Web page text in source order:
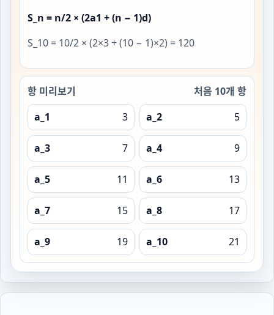
S_n = n/2 × (2a1 + (n − 1)d)
S_10 = 10/2 × (2×3 + (10 − 1)×2) = 120
항 미리보기
처음 10개 항
a_1
3 a_2 5
a_3 7 a_4 9
a_5 11 a_6 13
a_7 15 a_8 17
a_9 19 a_10 21
수열: 등차수열 / 합 S_n 입력값: a1=3, d=2, r=1.5, n=10 주